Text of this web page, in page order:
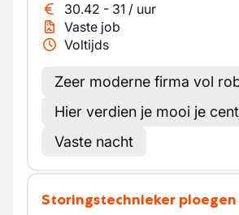
30.42 - 31 / uur
Vaste job
Voltijds
Zeer moderne firma vol
Hier verdien je mooi je
Vaste nacht
Storingstechnieker ploegen